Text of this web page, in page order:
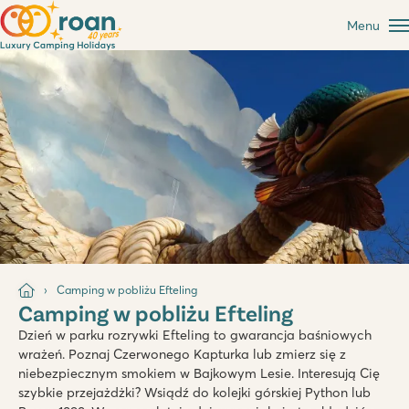
Menu
Camping w pobliżu Efteling
Camping w pobliżu Efteling
Dzień w parku rozrywki Efteling to gwarancja baśniowych
wrażeń. Poznaj Czerwonego Kapturka lub zmierz się z
niebezpiecznym smokiem w Bajkowym Lesie. Interesują Cię
szybkie przejażdżki? Wsiądź do kolejki górskiej Python lub